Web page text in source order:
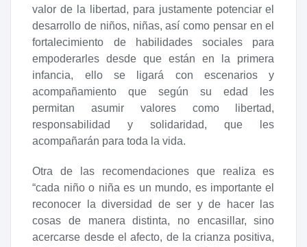
valor de la libertad, para justamente potenciar el
desarrollo de niños, niñas, así como pensar en el
fortalecimiento de habilidades sociales para
empoderarles desde que están en la primera
infancia, ello se ligará con escenarios y
acompañamiento que según su edad les
permitan asumir valores como libertad,
responsabilidad y solidaridad, que les
acompañarán para toda la vida.
Otra de las recomendaciones que realiza es
“cada niño o niña es un mundo, es importante el
reconocer la diversidad de ser y de hacer las
cosas de manera distinta, no encasillar, sino
acercarse desde el afecto, de la crianza positiva,